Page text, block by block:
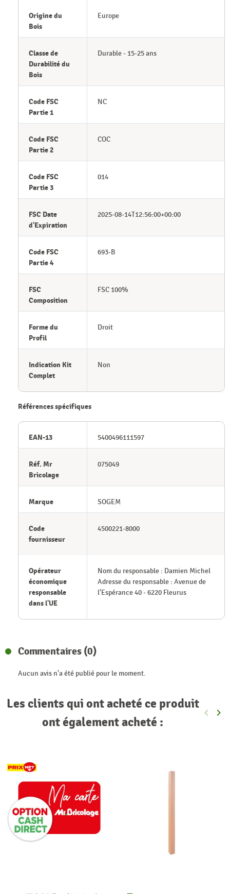
Origine du
Bois
Europe
Classe de
Durabilité du
Bois
Durable - 15-25 ans
Code FSC
Partie 1
NC
Code FSC
Partie 2
COC
Code FSC
Partie 3
014
FSC Date
d'Expiration
2025-08-14T12:56:00+00:00
Code FSC
Partie 4
693-B
FSC
Composition
FSC 100%
Forme du
Profil
Droit
Indication Kit
Complet
Non
Références spécifiques
EAN-13 5400496111597
Réf. Mr
Bricolage
075049
Marque SOGEM
Code
fournisseur
4500221-8000
Opérateur
économique
responsable
dans l'UE
Nom du responsable : Damien Michel
Adresse du responsable : Avenue de
l'Espérance 40 - 6220 Fleurus
Commentaires (0)
Aucun avis n'a été publié pour le moment.
Les clients qui ont acheté ce produit
ont également acheté :
keyboard_arrow_left keyboard_arrow_right